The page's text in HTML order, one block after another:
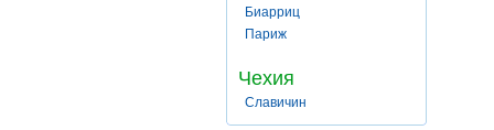
Биарриц
Париж
Чехия
Славичин